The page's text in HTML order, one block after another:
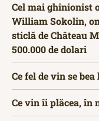
Cel mai ghinionist
William Sokolin,
sticlă de Château
500.000 de dolari
Ce fel de vin se
Ce vin îi plăcea, în